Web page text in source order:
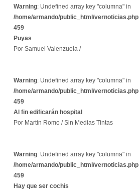
Warning: Undefined array key "columna" in
/home/armando/public_html/vernoticias.php
459
Puyas
Por Samuel Valenzuela /
Warning: Undefined array key "columna" in
/home/armando/public_html/vernoticias.php
459
Al fin edificarán hospital
Por Martin Romo / Sin Medias Tintas
Warning: Undefined array key "columna" in
/home/armando/public_html/vernoticias.php
459
Hay que ser cochis